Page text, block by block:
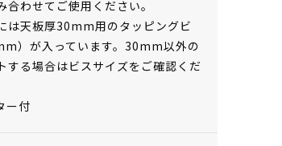
わせてご使用ください。
は天板厚30mm用のタッピングビ
）が入っています。30mm以外の
する場合はビスサイズをご確認くだ
ー付